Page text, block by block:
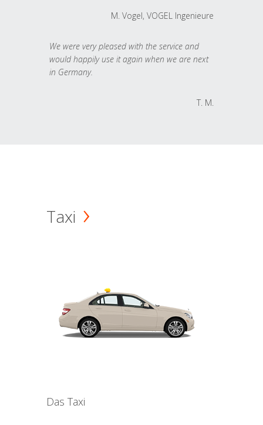
M. Vogel, VOGEL Ingenieure
We were very pleased with the service and
would happily use it again when we are next
in Germany.
T. M.
Taxi
Das Taxi